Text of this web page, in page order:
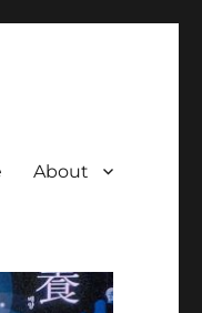
About